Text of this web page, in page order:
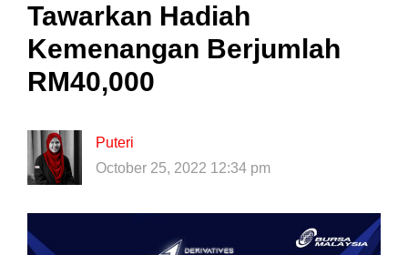
Tawarkan Hadiah
Kemenangan Berjumlah
RM40,000
Puteri
October 25, 2022 12:34 pm